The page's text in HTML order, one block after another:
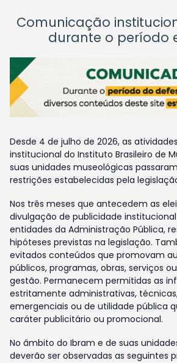
Comunicação
durante o período
Desde 4 de julho de 2026, as
institucional do Instituto Brasileiro de
suas unidades museológicas
restrições estabelecidas pela
Nos três meses que antecedem as
divulgação de publicidade
entidades da Administração Pública,
hipóteses previstas na legislação.
evitados conteúdos que promovam
públicos, programas, obras, serviços
gestão. Permanecem permitidas as
estritamente administrativas,
emergenciais ou de utilidade pública
caráter publicitário ou promocional.
No âmbito do Ibram e de suas
deverão ser observadas as seguintes